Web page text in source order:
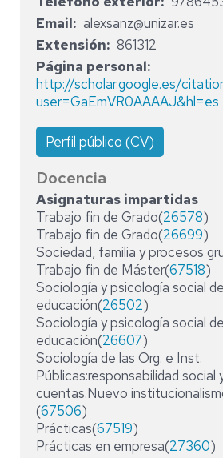
Email
alexsanz@unizar.es
Extensión
861312
Página personal
http://scholar.google.es/
user=GaEmVR0AAAAJ&hl=es
Perfil público (CV)
Docencia
Asignaturas impartidas
Trabajo fin de Grado(26578)
Trabajo fin de Grado(26699)
Sociedad, familia y procesos
Trabajo fin de Máster(67518)
Sociología y psicología social
educación(26502)
Sociología y psicología social
educación(26607)
Sociología de las Org. e Inst.
Públicas:responsabilidad social
cuentas.Nuevo
(67506)
Prácticas(67519)
Prácticas en empresa(27360)